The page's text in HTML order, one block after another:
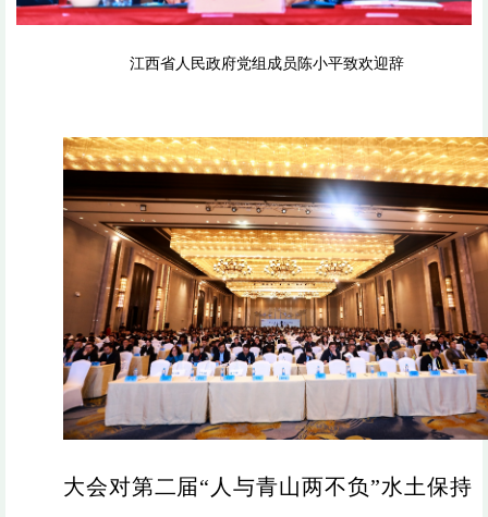
江西省人民政府党组成员陈小平致欢迎辞
大会对第二届“人与青山两不负”水土保持